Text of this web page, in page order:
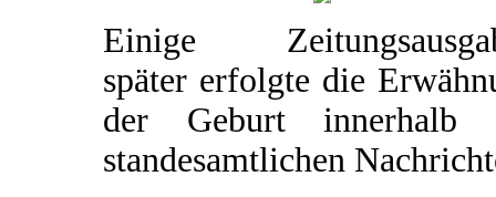
Einige
später erfolgte die
der Geburt innerhalb
standesamtlichen